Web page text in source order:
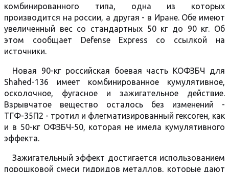
комбинированного типа, одна из которых
производится на россии, а другая - в Иране. Обе имеют
увеличенный вес со стандартных 50 кг до 90 кг. Об
этом сообщает Defense Express со ссылкой на
источники.
Новая 90-кг российская боевая часть КОФЗБЧ для
Shahed-136 имеет комбинированное кумулятивное,
осколочное, фугасное и зажигательное действие.
Взрывчатое вещество осталось без изменений -
ТГФ-35П2 - тротил и флегматизированный гексоген, как
и в 50-кг ОФЗБЧ-50, которая не имела кумулятивного
эффекта.
Зажигательный эффект достигается использованием
порошковой смеси гидридов металлов, которые дают